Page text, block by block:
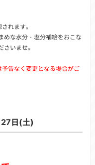
れます。
めな水分・塩分補給をおこな
いませ。
告なく変更となる場合がご
日(土)